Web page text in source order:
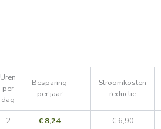
Uren
per
dag
Besparing
per jaar
Stroomkosten
reductie
2 € 8,24
€ 6,90